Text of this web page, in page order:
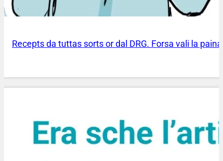
Recepts da tuttas sorts or dal DRG. Forsa vali la